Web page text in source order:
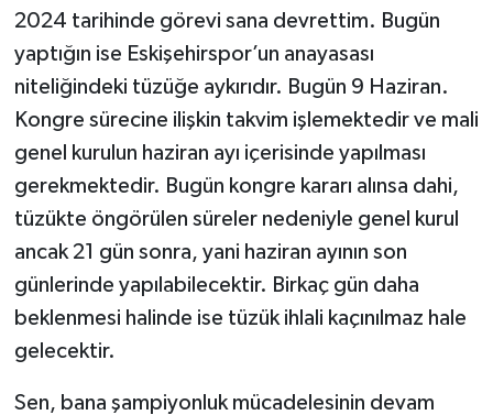
2024 tarihinde görevi sana devrettim. Bugün
yaptığın ise Eskişehirspor’un anayasası
niteliğindeki tüzüğe aykırıdır. Bugün 9 Haziran.
Kongre sürecine ilişkin takvim işlemektedir ve mali
genel kurulun haziran ayı içerisinde yapılması
gerekmektedir. Bugün kongre kararı alınsa dahi,
tüzükte öngörülen süreler nedeniyle genel kurul
ancak 21 gün sonra, yani haziran ayının son
günlerinde yapılabilecektir. Birkaç gün daha
beklenmesi halinde ise tüzük ihlali kaçınılmaz hale
gelecektir.
Sen, bana şampiyonluk mücadelesinin devam